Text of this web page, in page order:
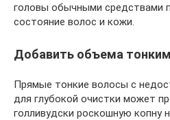
головы обычными средствами
состояние волос и кожи.
Добавить объема
Прямые тонкие волосы с
для глубокой очистки может
голливудски роскошную копну